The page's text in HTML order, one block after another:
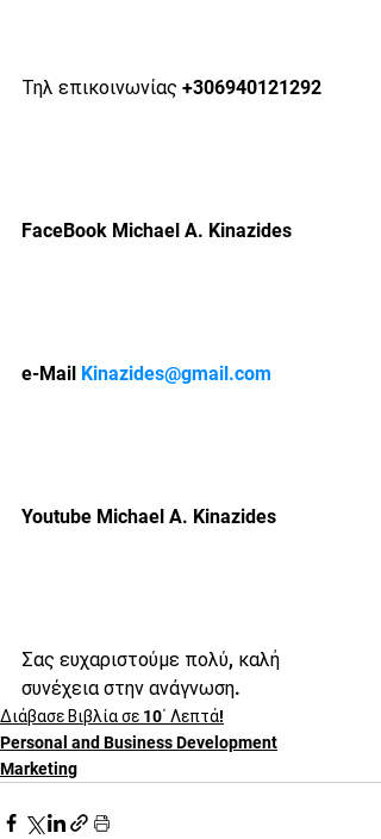
Τηλ επικοινωνίας +306940121292
FaceBook Michael A. Kinazides
e-Mail Kinazides@gmail.com
Youtube Michael A. Kinazides
Σας ευχαριστούμε πολύ, καλή
συνέχεια στην ανάγνωση.
Διάβασε Βιβλία σε 10΄ Λεπτά!
Personal and Business Development
Marketing